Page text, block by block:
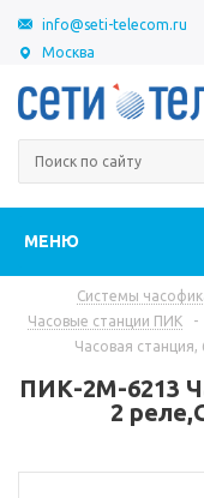
Москва
info@seti-telecom.ru
МЕНЮ
Системы
Часовые станции ПИК
-
Часовая станция,
ПИК-2М-6213
2